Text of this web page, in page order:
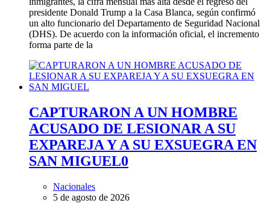
presidente Donald Trump a la Casa Blanca, según confirmó
un alto funcionario del Departamento de Seguridad Nacional
(DHS). De acuerdo con la información oficial, el incremento
forma parte de la
CAPTURARON A UN HOMBRE
ACUSADO DE LESIONAR A SU
EXPAREJA Y A SU EXSUEGRA EN
SAN MIGUEL0
Nacionales
5 de agosto de 2026